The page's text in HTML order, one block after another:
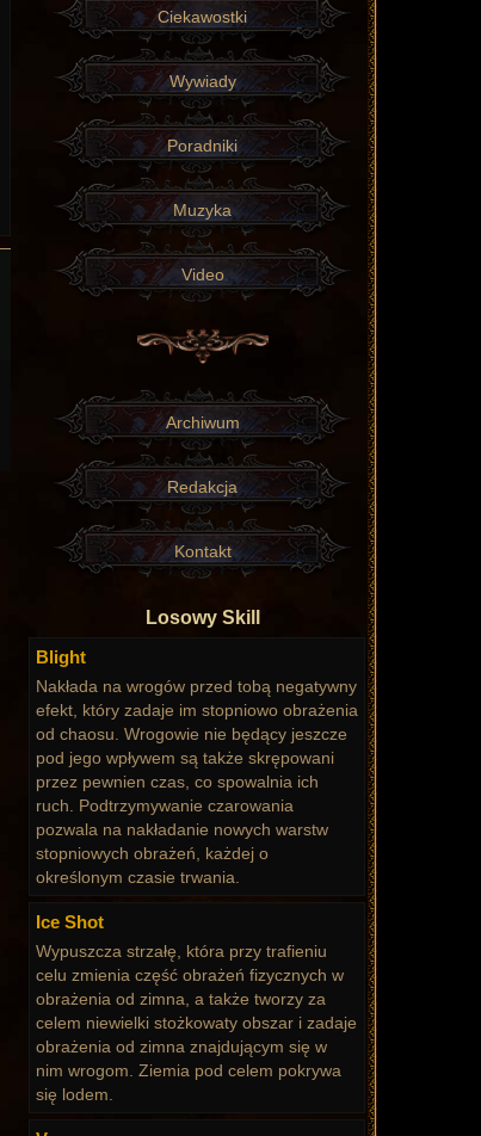
Ciekawostki
Wywiady
Poradniki
Muzyka
Video
Archiwum
Redakcja
Kontakt
Losowy Skill
Blight
Nakłada na wrogów przed tobą negatywny
efekt, który zadaje im stopniowo obrażenia
od chaosu. Wrogowie nie będący jeszcze
pod jego wpływem są także skrępowani
przez pewnien czas, co spowalnia ich
ruch. Podtrzymywanie czarowania
pozwala na nakładanie nowych warstw
stopniowych obrażeń, każdej o
określonym czasie trwania.
Ice Shot
Wypuszcza strzałę, która przy trafieniu
celu zmienia część obrażeń fizycznych w
obrażenia od zimna, a także tworzy za
celem niewielki stożkowaty obszar i zadaje
obrażenia od zimna znajdującym się w
nim wrogom. Ziemia pod celem pokrywa
się lodem.